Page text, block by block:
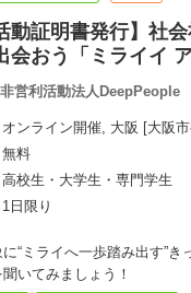
動証明書発行】社
会おう「ミライイ
営利活動法人DeepPeople
オンライン開催, 大阪 [大阪
無料
高校生・大学生・専門学生
1日限り
“ミライへ一歩踏み出す”
いてみましょう！